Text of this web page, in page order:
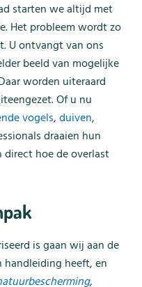
starten we altijd met
Het probleem wordt zo
U ontvangt van ons
beeld van mogelijke
worden uiteraard
Of u nu
vogels,duiven,
draaien hun
hoe de overlast
is gaan wij aan de
handleiding heeft, en
,